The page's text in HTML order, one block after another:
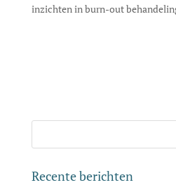
inzichten in burn-out
Recente berichten